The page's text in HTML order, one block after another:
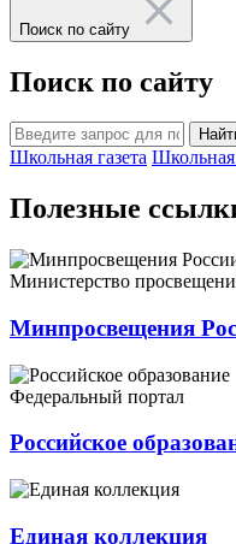
Поиск по сайту
Поиск по сайту
Школьная газета Школьная
Полезные
Министерство
Минпросвещения
Федеральный портал
Российское
Единая коллекция